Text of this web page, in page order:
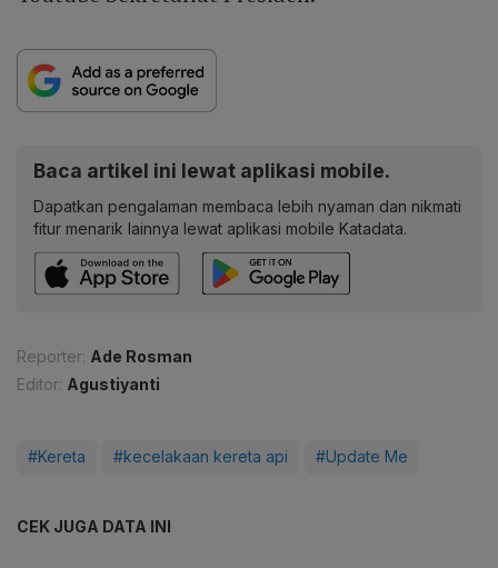
Baca artikel ini lewat aplikasi mobile.
Dapatkan pengalaman membaca lebih nyaman dan nikmati
fitur menarik lainnya lewat aplikasi mobile Katadata.
Reporter: Ade Rosman
Editor: Agustiyanti
#Kereta #kecelakaan kereta api #Update Me
CEK JUGA DATA INI